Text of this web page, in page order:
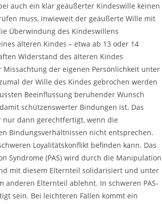
auch ein klar geäußerter Kindeswille keinen
muss, inwieweit der geäußerte Wille mit
Überwindung des Kindeswillens
älteren Kindes – etwa ab 13 oder 14
Widerstand des älteren Kindes
der eigenen Persönlichkeit unter
der Wille des Kindes gebrochen werden
Beeinflussung beruhender Wunsch
schützenswerter Bindungen ist. Das
nur dann gerechtfertigt, wenn die
Bindungsverhältnissen nicht entsprechen.
Loyalitätskonflikt befinden kann. Das
Syndrome (PAS) wird durch die Manipulation
mit diesem Elternteil solidarisiert und unter
anderen Elternteil ablehnt. In schweren PAS-
sein. Bei leichteren Fällen kommt ein